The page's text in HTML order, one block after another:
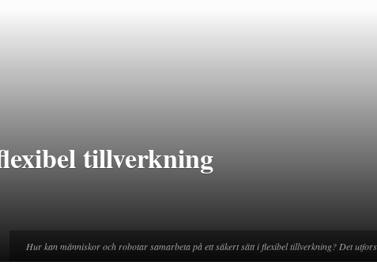
Hur kan människor och robotar samarbeta på ett säkert sätt i flexibel tillverkning? Det
tillverkning